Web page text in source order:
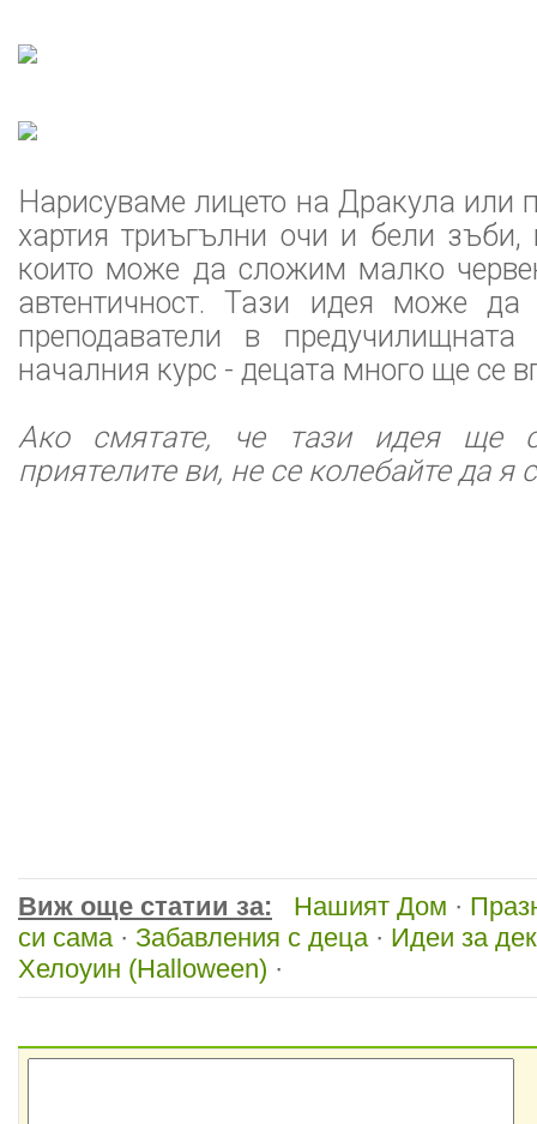
Нарисуваме лицето на Дракула или
хартия триъгълни очи и бели зъби,
които може да сложим малко
автентичност. Тази идея може
преподаватели в
началния курс - децата много ще се
Ако смятате, че тази идея ще
приятелите ви, не се колебайте да я
Виж още статии за: Нашият Дом ·
си сама· Забавления с деца· Идеи за
Хелоуин (Halloween) ·